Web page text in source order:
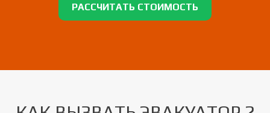
РАССЧИТАТЬ СТОИМОСТЬ